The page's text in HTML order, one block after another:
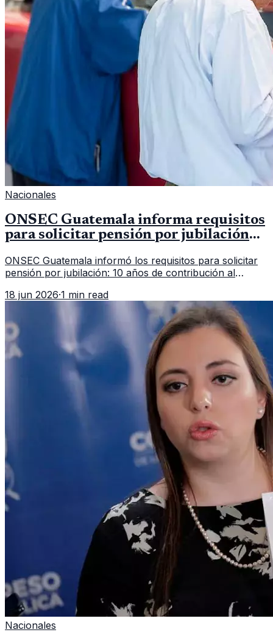
Nacionales
ONSEC Guatemala informa requisitos
para solicitar pensión por jubilación
ONSEC Guatemala informó los requisitos para solicitar
pensión por jubilación: 10 años de contribución al
importar edad.
18 jun 2026·1 min read
Nacionales